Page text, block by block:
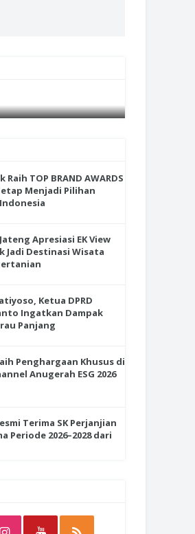
Raih TOP BRAND AWARDS
Menjadi Pilihan
Apresiasi EK View
Jadi Destinasi Wisata
Ketua DPRD
Ingatkan Dampak
Panjang
Penghargaan Khusus di
Anugerah ESG 2026
Terima SK Perjanjian
Periode 2026–2028 dari